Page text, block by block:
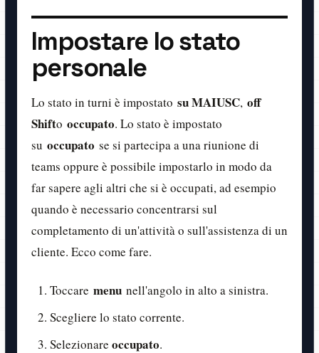
Impostare lo stato
personale
Lo stato in turni è impostato su MAIUSC, off
Shifto occupato. Lo stato è impostato
su occupato se si partecipa a una riunione di
teams oppure è possibile impostarlo in modo da
far sapere agli altri che si è occupati, ad esempio
quando è necessario concentrarsi sul
completamento di un'attività o sull'assistenza di un
cliente. Ecco come fare.
Toccare menu nell'angolo in alto a sinistra.
Scegliere lo stato corrente.
Selezionare occupato.